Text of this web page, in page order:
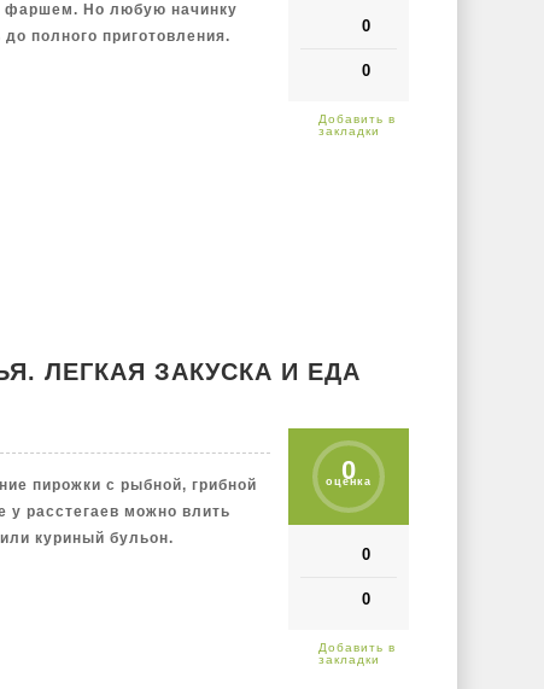
0
0
фаршем. Но любую начинку
полного приготовления.
ЛЕГКАЯ ЗАКУСКА И ЕДА
0
оценка
0
0
пирожки с рыбной, грибной
у расстегаев можно влить
куриный бульон.